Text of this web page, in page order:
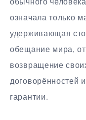
означала только
удерживающая
обещание мира,
возвращение
договорённостей
гарантии.